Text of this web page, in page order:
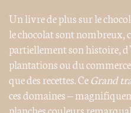
Un livre de plus sur le
le chocolat sont nombreux,
partiellement son histoire,
plantations ou du
que des recettes. CeGrand
ces domaines –
planches couleurs